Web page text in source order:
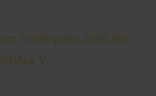
Förderpreis 2026 der
e.V.